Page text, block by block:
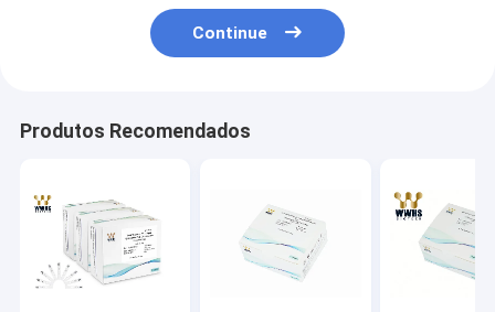
Continue
Produtos Recomendados